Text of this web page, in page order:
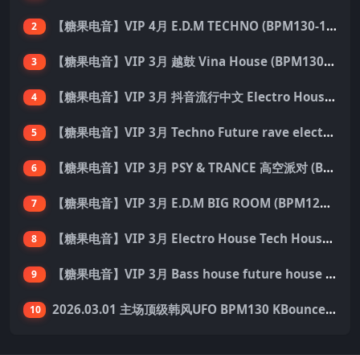
2 【糖果电音】VIP 4月 E.D.M TECHNO (BPM130-150) 国内外优秀制作人ID 137首 Pack
3 【糖果电音】VIP 3月 越鼓 Vina House (BPM130-140) 33首 Pack
4 【糖果电音】VIP 3月 抖音流行中文 Electro House 227首 Pack
5 【糖果电音】VIP 3月 Techno Future rave electro hard dance 136首 Pack
6 【糖果电音】VIP 3月 PSY & TRANCE 高空派对 (BPM138-150) 55首 Pack
7 【糖果电音】VIP 3月 E.D.M BIG ROOM (BPM128-140) 外网资源 149首 Pack
8 【糖果电音】VIP 3月 Electro House Tech House 200首 Pack
9 【糖果电音】VIP 3月 Bass house future house Tech house 155首 Pack
10 2026.03.01 主场顶级韩风UFO BPM130 KBounce&Techno&House心动派对思路（附点位图）